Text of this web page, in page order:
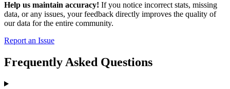
Help us maintain accuracy! If you notice incorrect stats, missing
data, or any issues, your feedback directly improves the quality of
our data for the entire community.
Report an Issue
Frequently Asked Questions